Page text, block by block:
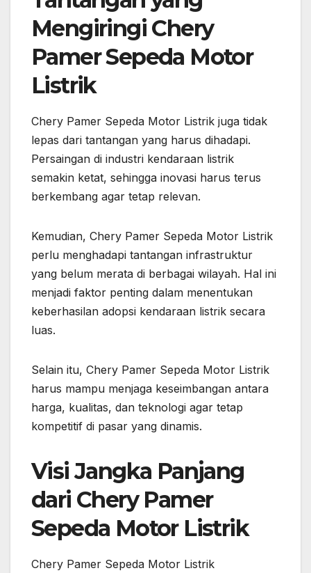
Mengiringi Chery
Pamer Sepeda Motor
Listrik
Chery Pamer Sepeda Motor Listrik juga tidak
lepas dari tantangan yang harus dihadapi.
Persaingan di industri kendaraan listrik
semakin ketat, sehingga inovasi harus terus
berkembang agar tetap relevan.
Kemudian, Chery Pamer Sepeda Motor Listrik
perlu menghadapi tantangan infrastruktur
yang belum merata di berbagai wilayah. Hal ini
menjadi faktor penting dalam menentukan
keberhasilan adopsi kendaraan listrik secara
luas.
Selain itu, Chery Pamer Sepeda Motor Listrik
harus mampu menjaga keseimbangan antara
harga, kualitas, dan teknologi agar tetap
kompetitif di pasar yang dinamis.
Visi Jangka Panjang
dari Chery Pamer
Sepeda Motor Listrik
Chery Pamer Sepeda Motor Listrik